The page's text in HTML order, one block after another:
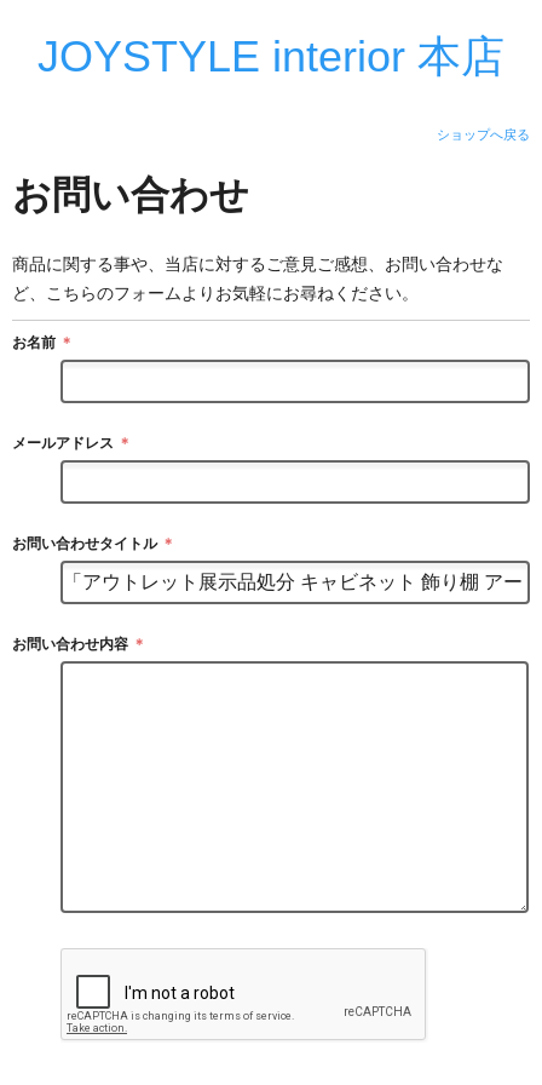
JOYSTYLE interior 本店
ショップへ戻る
お問い合わせ
商品に関する事や、当店に対するご意見ご感想、お問い合わせな
ど、こちらのフォームよりお気軽にお尋ねください。
お名前 ＊
メールアドレス ＊
お問い合わせタイトル ＊
お問い合わせ内容 ＊